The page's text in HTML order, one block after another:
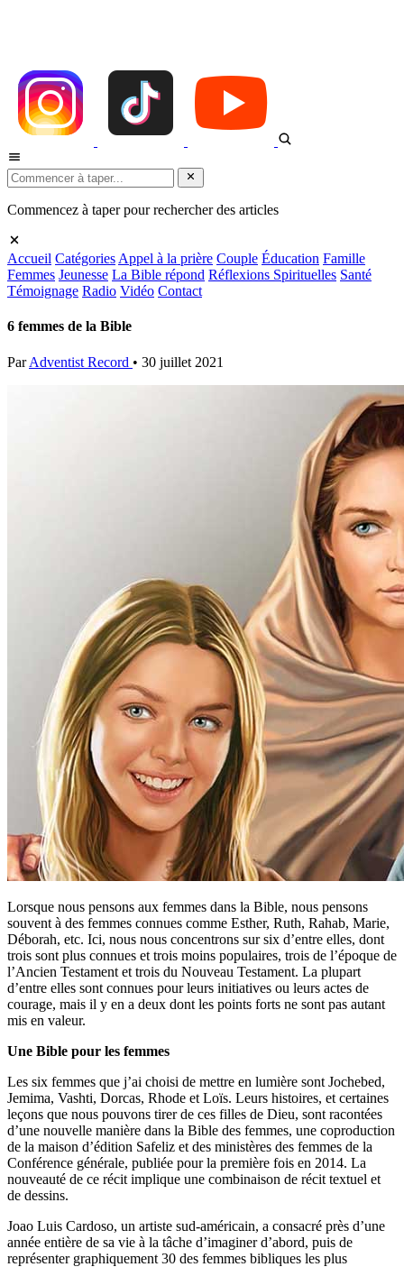
Commencez à taper pour rechercher des articles
Accueil Catégories Appel à la prière Couple Éducation Famille
Femmes Jeunesse La Bible répond Réflexions Spirituelles Santé
Témoignage Radio Vidéo Contact
6 femmes de la Bible
Par Adventist Record • 30 juillet 2021
Lorsque nous pensons aux femmes dans la Bible, nous pensons
souvent à des femmes connues comme Esther, Ruth, Rahab, Marie,
Déborah, etc. Ici, nous nous concentrons sur six d’entre elles, dont
trois sont plus connues et trois moins populaires, trois de l’époque de
l’Ancien Testament et trois du Nouveau Testament. La plupart
d’entre elles sont connues pour leurs initiatives ou leurs actes de
courage, mais il y en a deux dont les points forts ne sont pas autant
mis en valeur.
Une Bible pour les femmes
Les six femmes que j’ai choisi de mettre en lumière sont Jochebed,
Jemima, Vashti, Dorcas, Rhode et Loïs. Leurs histoires, et certaines
leçons que nous pouvons tirer de ces filles de Dieu, sont racontées
d’une nouvelle manière dans la Bible des femmes, une coproduction
de la maison d’édition Safeliz et des ministères des femmes de la
Conférence générale, publiée pour la première fois en 2014. La
nouveauté de ce récit implique une combinaison de récit textuel et
de dessins.
Joao Luis Cardoso, un artiste sud-américain, a consacré près d’une
année entière de sa vie à la tâche d’imaginer d’abord, puis de
représenter graphiquement 30 des femmes bibliques les plus